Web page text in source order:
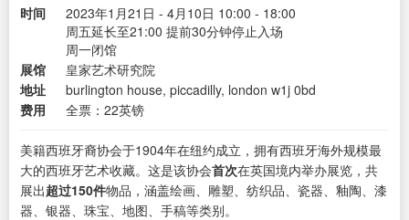
时间
2023年1月21日 - 4月10日 10:00 - 18:00
周五延长至21:00 提前30分钟停止入场
周一闭馆
展馆
皇家艺术研究院
地址
burlington house, piccadilly, london w1j 0bd
费用
全票：22英镑
美籍西班牙裔协会于1904年在纽约成立，拥有西班牙海外规模最
大的西班牙艺术收藏。这是该协会首次在英国境内举办展览，共
展出超过150件物品，涵盖绘画、雕塑、纺织品、瓷器、釉陶、漆
器、银器、珠宝、地图、手稿等类别。